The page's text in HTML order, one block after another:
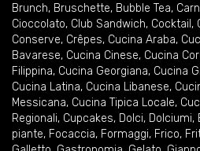
Brunch, Bruschette, Bubble Tea,
Cioccolato, Club Sandwich, Cocktail ,
Conserve, Crêpes, Cucina Araba,
Bavarese, Cucina Cinese, Cucina
Filippina, Cucina Georgiana, Cucina
Cucina Latina, Cucina Libanese,
Messicana, Cucina Tipica Locale,
Regionali, Cupcakes, Dolci, Dolciumi,
piante, Focaccia, Formaggi, Frico,